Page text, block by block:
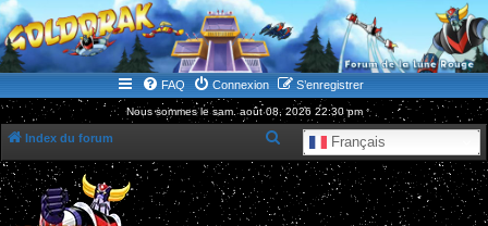
WWW.GOLDORAKGO.COM
le site de la Lune Rouge
FAQ Connexion S’enregistrer
Nous sommes le sam. août 08, 2026 22:30 pm
Index du forum Français
e
c
h